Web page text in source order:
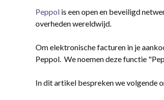
Peppol is een open en beveiligd
overheden wereldwijd.
Om elektronische facturen in je
Peppol. We noemen deze functie
In dit artikel bespreken we volgende